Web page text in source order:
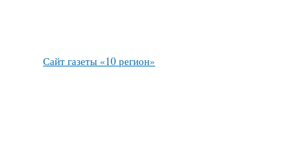
Сайт газеты «10 регион»